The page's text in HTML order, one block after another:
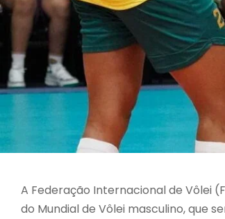
A Federação Internacional de Vôlei
do Mundial de Vôlei masculino, que